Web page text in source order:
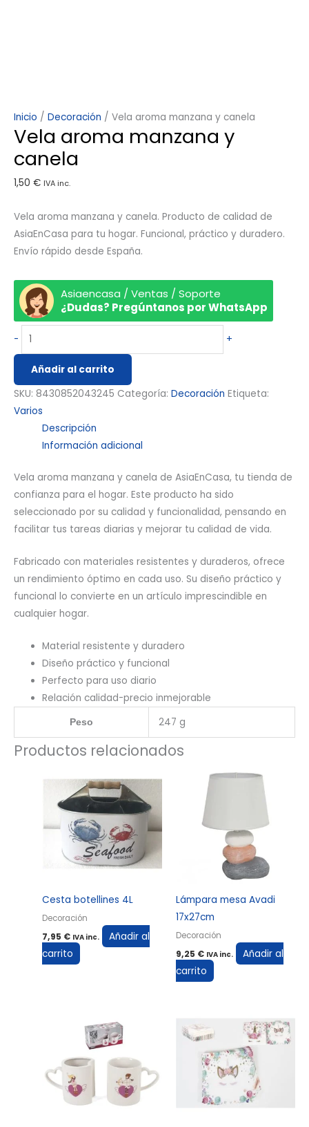
Inicio / Decoración / Vela aroma manzana y canela
Vela aroma manzana y
canela
1,50 € IVA inc.
Vela aroma manzana y canela. Producto de calidad de
AsiaEnCasa para tu hogar. Funcional, práctico y duradero.
Envío rápido desde España.
Asiaencasa / Ventas / Soporte
¿Dudas? Pregúntanos por WhatsApp
- +
Añadir al carrito
SKU: 8430852043245 Categoría: Decoración Etiqueta:
Varios
Descripción
Información adicional
Vela aroma manzana y canela de AsiaEnCasa, tu tienda de
confianza para el hogar. Este producto ha sido
seleccionado por su calidad y funcionalidad, pensando en
facilitar tus tareas diarias y mejorar tu calidad de vida.
Fabricado con materiales resistentes y duraderos, ofrece
un rendimiento óptimo en cada uso. Su diseño práctico y
funcional lo convierte en un artículo imprescindible en
cualquier hogar.
Material resistente y duradero
Diseño práctico y funcional
Perfecto para uso diario
Relación calidad-precio inmejorable
Peso 247 g
Productos relacionados
Cesta botellines 4L
Decoración
7,95 € IVA inc.
Añadir al
carrito
Lámpara mesa Avadi
17x27cm
Decoración
9,25 € IVA inc.
Añadir al
carrito